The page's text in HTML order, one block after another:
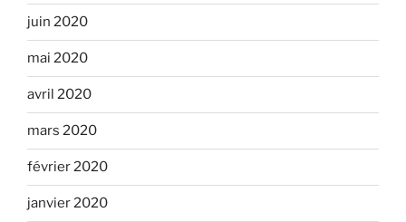
juin 2020
mai 2020
avril 2020
mars 2020
février 2020
janvier 2020